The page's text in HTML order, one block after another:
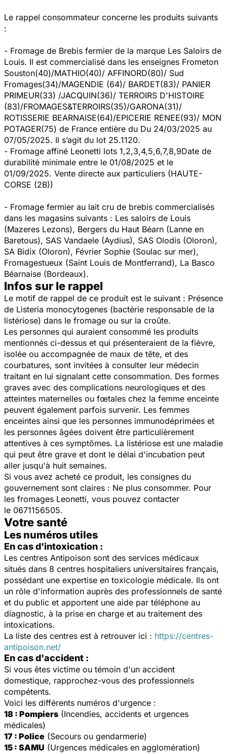
Le rappel consommateur concerne les produits suivants
:
- Fromage de Brebis fermier de la marque Les Saloirs de
Louis. Il est commercialisé dans les enseignes Frometon
Souston(40)/MATHIO(40)/ AFFINORD(80)/ Sud
Fromages(34)/MAGENDIE (64)/ BARDET(83)/ PANIER
PRIMEUR(33) /JACQUIN(36)/ TERROIRS D'HISTOIRE
(83)/FROMAGES&TERROIRS(35)/GARONA(31)/
ROTISSERIE BEARNAISE(64)/EPICERIE RENEE(93)/ MON
POTAGER(75) de France entière du Du 24/03/2025 au
07/05/2025. Il s’agit du lot 25.1120.
- Fromage affiné Leonetti lots 1,2,3,4,5,6,7,8,9Date de
durabilité minimale entre le 01/08/2025 et le
01/09/2025. Vente directe aux particuliers (HAUTE-
CORSE (2B))
- Fromage fermier au lait cru de brebis commercialisés
dans les magasins suivants : Les saloirs de Louis
(Mazeres Lezons), Bergers du Haut Béarn (Lanne en
Baretous), SAS Vandaele (Aydius), SAS Olodis (Oloron),
SA Bidix (Oloron), Février Sophie (Soulac sur mer),
Fromagestueux (Saint Louis de Montferrand), La Basco
Béarnaise (Bordeaux).
Infos sur le rappel
Le motif de rappel de ce produit est le suivant : Présence
de Listeria monocytogenes (bactérie responsable de la
listériose) dans le fromage ou sur la croûte.
Les personnes qui auraient consommé les produits
mentionnés ci-dessus et qui présenteraient de la fièvre,
isolée ou accompagnée de maux de tête, et des
courbatures, sont invitées à consulter leur médecin
traitant en lui signalant cette consommation. Des formes
graves avec des complications neurologiques et des
atteintes maternelles ou fœtales chez la femme enceinte
peuvent également parfois survenir. Les femmes
enceintes ainsi que les personnes immunodéprimées et
les personnes âgées doivent être particulièrement
attentives à ces symptômes. La listériose est une maladie
qui peut être grave et dont le délai d'incubation peut
aller jusqu'à huit semaines.
Si vous avez acheté ce produit, les consignes du
gouvernement sont claires : Ne plus consommer. Pour
les fromages Leonetti, vous pouvez contacter
le 0671156505.
Votre santé
Les numéros utiles
En cas d'intoxication :
Les centres Antipoison sont des services médicaux
situés dans 8 centres hospitaliers universitaires français,
possédant une expertise en toxicologie médicale. Ils ont
un rôle d'information auprès des professionnels de santé
et du public et apportent une aide par téléphone au
diagnostic, à la prise en charge et au traitement des
intoxications.
La liste des centres est à retrouver ici : https://centres-
antipoison.net/
En cas d'accident :
Si vous êtes victime ou témoin d'un accident
domestique, rapprochez-vous des professionnels
compétents.
Voici les différents numéros d'urgence :
18 : Pompiers (Incendies, accidents et urgences
médicales)
17 : Police (Secours ou gendarmerie)
15 : SAMU (Urgences médicales en agglomération)